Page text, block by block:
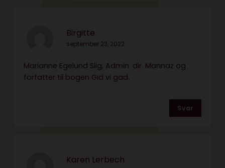
Birgitte
september 23, 2022
Marianne Egelund Siig, Admin. dir. Mannaz og
forfatter til bogen Gid vi gad.
Svar
Karen Lerbech